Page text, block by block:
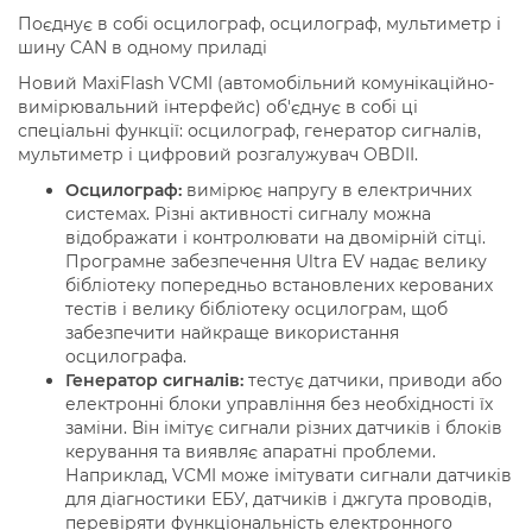
Поєднує в собі осцилограф, осцилограф, мультиметр і
шину CAN в одному приладі
Новий MaxiFlash VCMI (автомобільний комунікаційно-
вимірювальний інтерфейс) об'єднує в собі ці
спеціальні функції: осцилограф, генератор сигналів,
мультиметр і цифровий розгалужувач OBDII.
Осцилограф: вимірює напругу в електричних
системах. Різні активності сигналу можна
відображати і контролювати на двомірній сітці.
Програмне забезпечення Ultra EV надає велику
бібліотеку попередньо встановлених керованих
тестів і велику бібліотеку осцилограм, щоб
забезпечити найкраще використання
осцилографа.
Генератор сигналів: тестує датчики, приводи або
електронні блоки управління без необхідності їх
заміни. Він імітує сигнали різних датчиків і блоків
керування та виявляє апаратні проблеми.
Наприклад, VCMI може імітувати сигнали датчиків
для діагностики ЕБУ, датчиків і джгута проводів,
перевіряти функціональність електронного